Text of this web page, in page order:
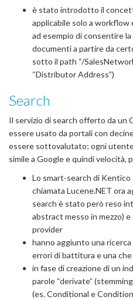
è stato introdotto il
applicabile solo a
ad esempio di consentire
documenti a partire da
sotto il path “/
“Distributor Address”)
Search
Il servizio di search offerto da un
essere usato da portali con
essere sottovalutato; ogni utente
simile a Google e quindi velocità,
Lo smart-search di Kentico
chiamata Lucene.NET ora
search è stato però reso
abstract messo in mezzo)
provider
hanno aggiunto una
errori di battitura e una
in fase di creazione di un
parole “derivate”
(es. Conditional e